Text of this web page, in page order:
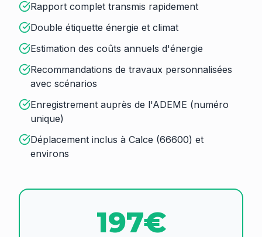
Rapport complet transmis rapidement
Double étiquette énergie et climat
Estimation des coûts annuels d'énergie
Recommandations de travaux personnalisées
avec scénarios
Enregistrement auprès de l'ADEME (numéro
unique)
Déplacement inclus à Calce (66600) et
environs
197€